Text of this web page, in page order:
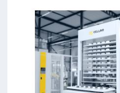
c
h
n
i
c
h